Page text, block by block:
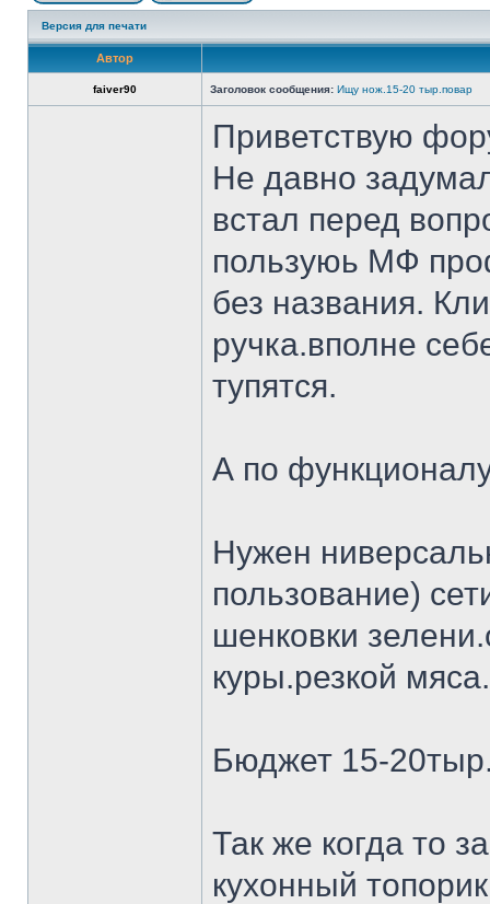
Версия для печати
Автор
faiver90 Заголовок сообщения: Ищу нож.15-20 тыр.повар
Приветствую
Не давно
встал перед
пользуюь МФ
без названия.
ручка.вполне
тупятся.
А по
Нужен
пользование)
шенковки
куры.резкой
Бюджет 15-
Так же когда то
кухонный